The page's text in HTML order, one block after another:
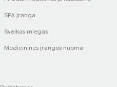
SPA įranga
Sveikas miegas
Medicininės įrangos nuoma